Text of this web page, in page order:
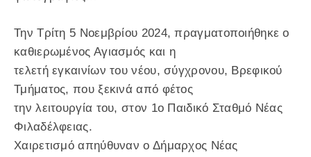
Την Τρίτη 5 Νοεμβρίου 2024, πραγματοποιήθηκε ο
καθιερωμένος Αγιασμός και η
τελετή εγκαινίων του νέου, σύγχρονου, Βρεφικού
Τμήματος, που ξεκινά από φέτος
την λειτουργία του, στον 1ο Παιδικό Σταθμό Νέας
Φιλαδέλφειας.
Χαιρετισμό απηύθυναν ο Δήμαρχος Νέας